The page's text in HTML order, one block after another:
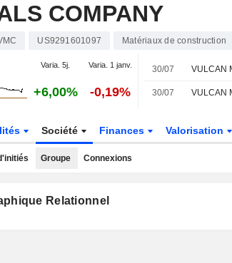
COMPANY
US9291601097 Matériaux de construction
Varia. 5j. Varia. 1 janv.
+6,00% -0,19%
30/07
30/07
Société Finances Valorisation
Groupe Connexions
Relationnel